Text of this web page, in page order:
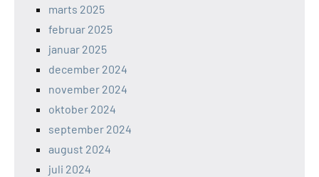
marts 2025
februar 2025
januar 2025
december 2024
november 2024
oktober 2024
september 2024
august 2024
juli 2024